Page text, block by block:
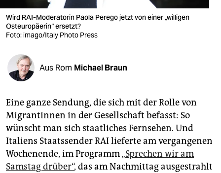
verlag
verlag
shop
fragen & hilfe
unterstützen
abo
genossenschaft
epaper login
Wird RAI-Moderatorin Paola Perego jetzt von einer „willigen
Osteuropäerin“ ersetzt?
Foto: imago/Italy Photo Press
Aus Rom Michael Braun
Eine ganze Sendung, die sich mit der Rolle von
Migrantinnen in der Gesellschaft befasst: So
wünscht man sich staatliches Fernsehen. Und
Italiens Staatssender RAI lieferte am vergangenen
Wochenende, im Programm„Sprechen wir am
Samstag drüber“, das am Nachmittag ausgestrahlt